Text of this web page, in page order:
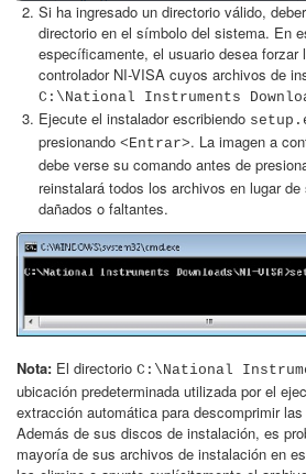
Si ha ingresado un directorio válido,
directorio en el símbolo del sistema. En
específicamente, el usuario desea forzar
controlador NI-VISA cuyos archivos de
C:\National Instruments
Ejecute el instalador escribiendo
presionando <Entrar>. La imagen a
debe verse su comando antes de
reinstalará todos los archivos en lugar
dañados o faltantes.
Nota: El directorio C:\National
ubicación predeterminada utilizada por el
extracción automática para descomprimir
Además de sus discos de instalación, es
mayoría de sus archivos de instalación en